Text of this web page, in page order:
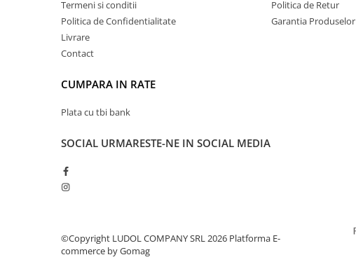
Termeni si conditii
Politica de Confidentialitate
Livrare
Contact
CUMPARA IN RATE
Plata cu tbi bank
Politica de Retur
Garantia Produselor
SOCIAL URMARESTE-NE IN SOCIAL MEDIA
©Copyright LUDOL COMPANY SRL 2026 Platforma E-
commerce by Gomag